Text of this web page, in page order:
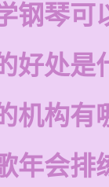
钢琴可
好处是
机构有
年会排